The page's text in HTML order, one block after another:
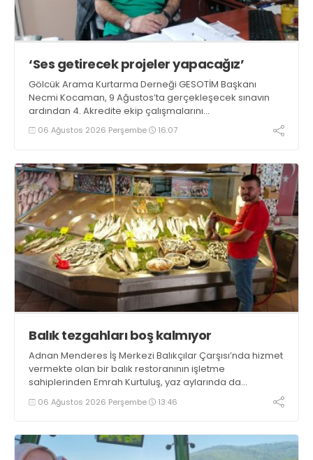
‘Ses getirecek projeler yapacağız’
Gölcük Arama Kurtarma Derneği GESOTİM Başkanı
Necmi Kocaman, 9 Ağustos’ta gerçekleşecek sınavın
ardından 4. Akredite ekip çalışmalarını
tamamlayacaklarını ifade ederek açıklamalarda
bulundu. Kocaman, “Gölcük’te ve Kocaeli genelinde ses
06 Ağustos 2026 Perşembe 16:07
Balık tezgahları boş kalmıyor
Adnan Menderes İş Merkezi Balıkçılar Çarşısı’nda hizmet
vermekte olan bir balık restoranının işletme
sahiplerinden Emrah Kurtuluş, yaz aylarında da
tezgahlarda taze balık bulunduğunu ifade ederek “Yıl
boyunca tezgahlarda taze balık bulmak mümkün
06 Ağustos 2026 Perşembe 13:46